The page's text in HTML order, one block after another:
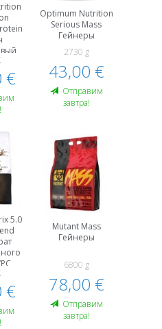
€
Optimum Nutrition
Serious Mass
Гейнеры
2730 g
43,00 €
Oтправим
завтра!
5.0
€
Mutant Mass
Гейнеры
6800 g
78,00 €
Oтправим
завтра!